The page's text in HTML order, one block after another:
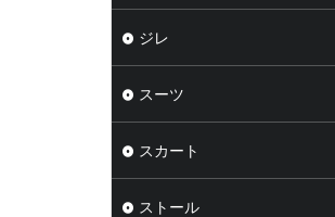
ジレ
スーツ
スカート
ストール